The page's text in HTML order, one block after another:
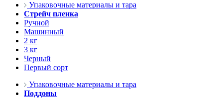
Упаковочные материалы и тара
Стрейч пленка
Ручной
Машинный
2 кг
3 кг
Черный
Первый сорт
Упаковочные материалы и тара
Поддоны